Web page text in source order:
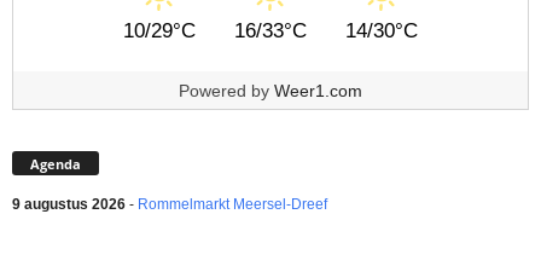
10/29°C 16/33°C 14/30°C
Powered by Weer1.com
Agenda
9 augustus 2026 - Rommelmarkt Meersel-Dreef